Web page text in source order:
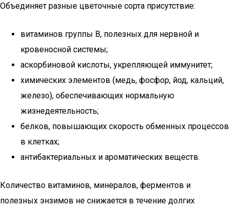
Объединяет разные цветочные сорта присутствие:
витаминов группы B, полезных для нервной и
кровеносной системы;
аскорбиновой кислоты, укрепляющей иммунитет;
химических элементов (медь, фосфор, йод, кальций,
железо), обеспечивающих нормальную
жизнедеятельность;
белков, повышающих скорость обменных процессов
в клетках;
антибактериальных и ароматических веществ.
Количество витаминов, минералов, ферментов и
полезных энзимов не снижается в течение долгих